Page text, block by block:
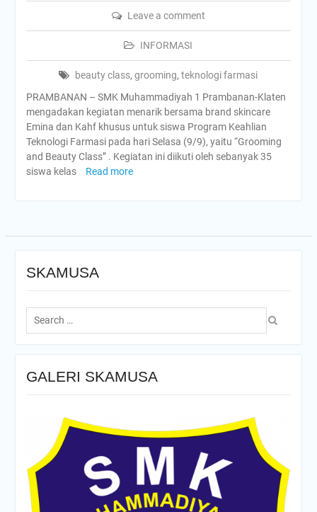
Leave a comment
INFORMASI
beauty class,grooming,teknologi farmasi
PRAMBANAN – SMK Muhammadiyah 1 Prambanan-Klaten
mengadakan kegiatan menarik bersama brand skincare
Emina dan Kahf khusus untuk siswa Program Keahlian
Teknologi Farmasi pada hari Selasa (9/9), yaitu “Grooming
and Beauty Class” . Kegiatan ini diikuti oleh sebanyak 35
siswa kelas
Read more
SKAMUSA
Search
for:
GALERI SKAMUSA